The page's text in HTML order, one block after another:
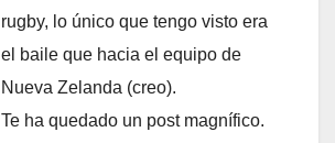
rugby, lo único que tengo visto era
el baile que hacia el equipo de
Nueva Zelanda (creo).
Te ha quedado un post magnífico.